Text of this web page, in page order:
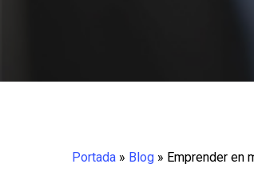
Portada » Blog » Emprender en